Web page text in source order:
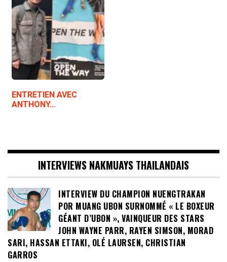
ENTRETIEN AVEC
ANTHONY…
INTERVIEWS NAKMUAYS THAILANDAIS
INTERVIEW DU CHAMPION NUENGTRAKAN
POR MUANG UBON SURNOMMÉ « LE BOXEUR
GÉANT D’UBON », VAINQUEUR DES STARS
JOHN WAYNE PARR, RAYEN SIMSON, MORAD
SARI, HASSAN ETTAKI, OLÉ LAURSEN, CHRISTIAN
GARROS